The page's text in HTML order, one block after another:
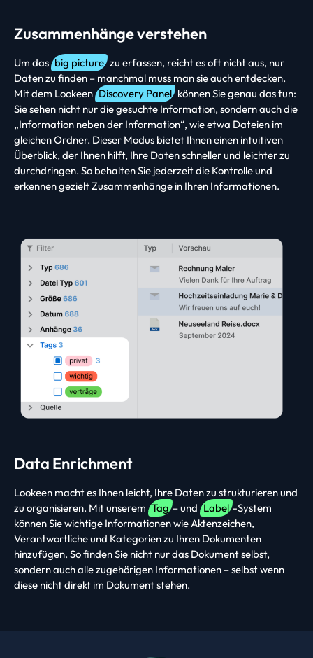
Zusammenhänge verstehen
Um das big picture zu erfassen, reicht es oft nicht aus, nur
Daten zu finden – manchmal muss man sie auch entdecken.
Mit dem Lookeen Discovery Panel können Sie genau das tun:
Sie sehen nicht nur die gesuchte Information, sondern auch die
„Information neben der Information“, wie etwa Dateien im
gleichen Ordner. Dieser Modus bietet Ihnen einen intuitiven
Überblick, der Ihnen hilft, Ihre Daten schneller und leichter zu
durchdringen. So behalten Sie jederzeit die Kontrolle und
erkennen gezielt Zusammenhänge in Ihren Informationen.
Data Enrichment
Lookeen macht es Ihnen leicht, Ihre Daten zu strukturieren und
zu organisieren. Mit unserem Tag – und Label -System
können Sie wichtige Informationen wie Aktenzeichen,
Verantwortliche und Kategorien zu Ihren Dokumenten
hinzufügen. So finden Sie nicht nur das Dokument selbst,
sondern auch alle zugehörigen Informationen – selbst wenn
diese nicht direkt im Dokument stehen.